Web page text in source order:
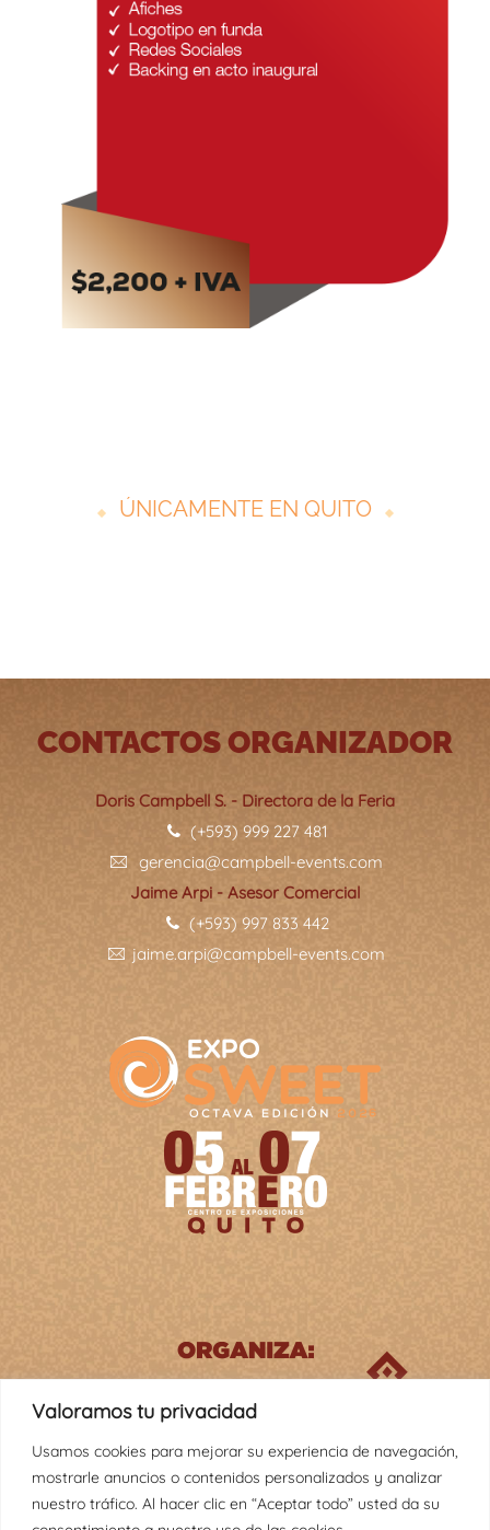
Valoramos tu privacidad
Usamos cookies para mejorar su experiencia de navegación,
mostrarle anuncios o contenidos personalizados y analizar
nuestro tráfico. Al hacer clic en “Aceptar todo” usted da su
ÚNICAMENTE EN QUITO
CONTACTOS ORGANIZADOR
Doris Campbell S. - Directora de la Feria
(+593) 999 227 481
gerencia@campbell-events.com
Jaime Arpi - Asesor Comercial
(+593) 997 833 442
jaime.arpi@campbell-events.com